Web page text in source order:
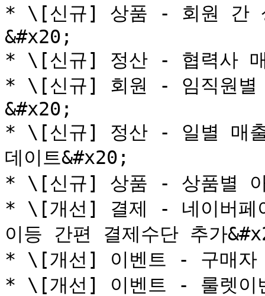
* \[신규] 상품 - 회원 간
&#x20;
* \[신규] 정산 - 협력사 매
* \[신규] 회원 - 임직원별
&#x20;
* \[신규] 정산 - 일별 매출
데이트&#x20;
* \[신규] 상품 - 상품별 아
* \[개선] 결제 - 네이버페
이등 간편 결제수단 추가
* \[개선] 이벤트 - 구매자
* \[개선] 이벤트 - 룰렛이